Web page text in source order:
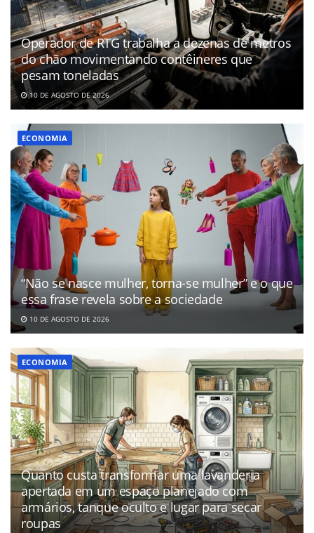
Operador de RTG trabalha a dezenas de metros
do chão movimentando contêineres que
pesam toneladas
10 DE AGOSTO DE 2026
ECONOMIA
“Não se nasce mulher, torna-se mulher” e o que
essa frase revela sobre a sociedade
10 DE AGOSTO DE 2026
ECONOMIA
Quanto custa transformar uma lavanderia
apertada em um espaço planejado com
armários, tanque oculto e lugar para secar
roupas